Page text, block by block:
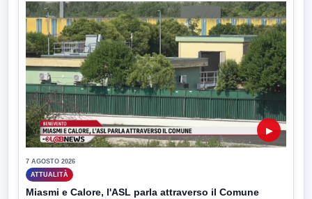
▶
7 AGOSTO 2026
ATTUALITÀ
Miasmi e Calore, l'ASL parla attraverso il Comune